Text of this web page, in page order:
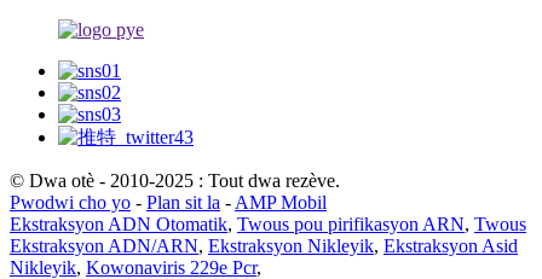
© Dwa otè - 2010-2025 : Tout dwa rezève.
Pwodwi cho yo - Plan sit la - AMP Mobil
Ekstraksyon ADN Otomatik, Twous pou pirifikasyon ARN, Twous
Ekstraksyon ADN/ARN, Ekstraksyon Nikleyik, Ekstraksyon Asid
Nikleyik, Kowonaviris 229e Pcr,